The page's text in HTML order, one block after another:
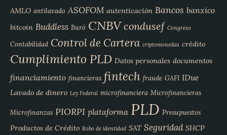
AMLO antilavado ASOFOM autenticación Bancos banxico
bitcoin Buddless Buró CNBVcondusef Congreso
Contabilidad Control de Cartera criptomonedas crédito
Cumplimiento PLD Datos personales documentos
financiamiento financieras fintech fraude GAFI IDue
Lavado de dinero Ley Federal microfinanciera Microfinancieras
Microfinanzas PIORPI plataforma PLD Presupuestos
Productos de Crédito Robo de identidad SAT Seguridad SHCP